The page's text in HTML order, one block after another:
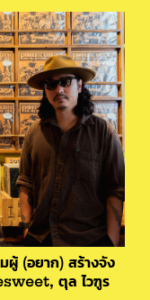
ผู้ (อยาก) สร้างจัง
ตุล ไวฑูร